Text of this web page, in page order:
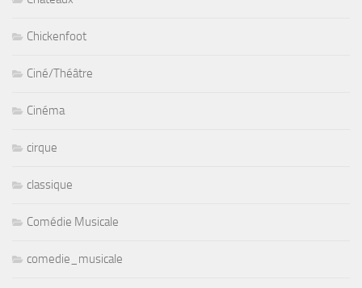
Chickenfoot
Ciné/Théâtre
Cinéma
cirque
classique
Comédie Musicale
comedie_musicale